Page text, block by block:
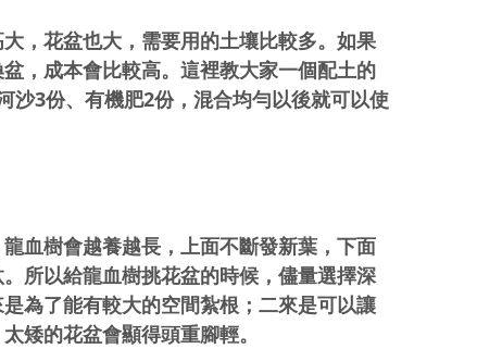
，花盆也大，需要用的土壤比較多。如果
，成本會比較高。這裡教大家一個配土的
沙3份、有機肥2份，混合均勻以後就可以使
血樹會越養越長，上面不斷發新葉，下面
所以給龍血樹挑花盆的時候，儘量選擇深
為了能有較大的空間紮根；二來是可以讓
矮的花盆會顯得頭重腳輕。